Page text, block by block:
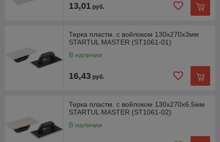
13,01 руб.
Терка пластм. с войлоком 130х270х3мм
STARTUL MASTER (ST1061-01)
В наличии
16,43 руб.
Терка пластм. с войлоком 130х270х6,5мм
STARTUL MASTER (ST1061-02)
В наличии